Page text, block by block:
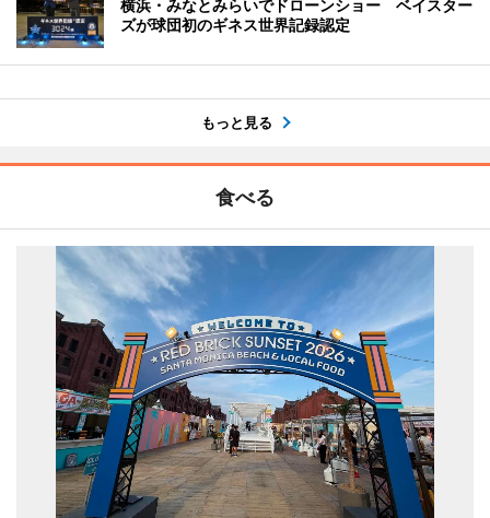
横浜・みなとみらいでドローンショー ベイスター
ズが球団初のギネス世界記録認定
もっと見る
食べる